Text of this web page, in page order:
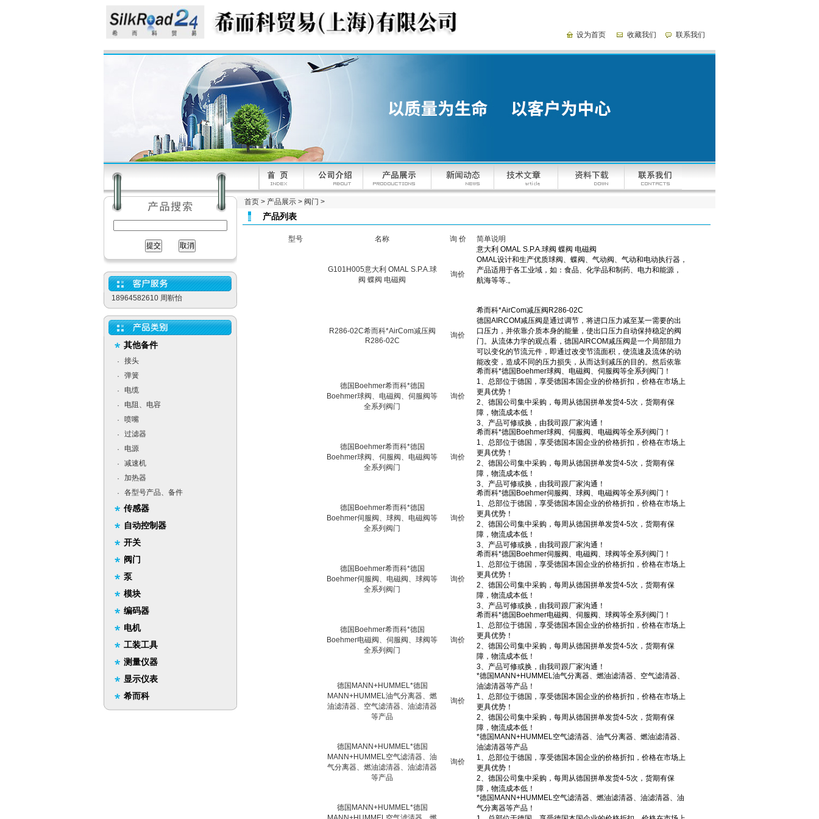
设为首页 收藏我们 联系我们
18964582610 周靳怡
其他备件
·
接头
·
弹簧
·
电缆
·
电阻、电容
·
喷嘴
·
过滤器
·
电源
·
减速机
·
加热器
·
各型号产品、备件
传感器
自动控制器
开关
阀门
泵
模块
编码器
电机
工装工具
测量仪器
显示仪表
希而科
首页 > 产品展示 > 阀门 >
产品列表
型号 名称 询 价 简单说明
G101H005意大利 OMAL S.P.A.球
阀 蝶阀 电磁阀
询价
R286-02C希而科*AirCom减压阀
R286-02C
询价
德国Boehmer希而科*德国
Boehmer球阀、电磁阀、伺服阀等
全系列阀门
询价
德国Boehmer希而科*德国
Boehmer球阀、伺服阀、电磁阀等
全系列阀门
询价
德国Boehmer希而科*德国
Boehmer伺服阀、球阀、电磁阀等
全系列阀门
询价
德国Boehmer希而科*德国
Boehmer伺服阀、电磁阀、球阀等
全系列阀门
询价
德国Boehmer希而科*德国
Boehmer电磁阀、伺服阀、球阀等
全系列阀门
询价
德国MANN+HUMMEL*德国
MANN+HUMMEL油气分离器、燃
油滤清器、空气滤清器、油滤清器
等产品
询价
德国MANN+HUMMEL*德国
MANN+HUMMEL空气滤清器、油
气分离器、燃油滤清器、油滤清器
等产品
询价
德国MANN+HUMMEL*德国